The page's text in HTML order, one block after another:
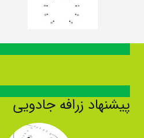
پیشنهاد زرافه جادویی